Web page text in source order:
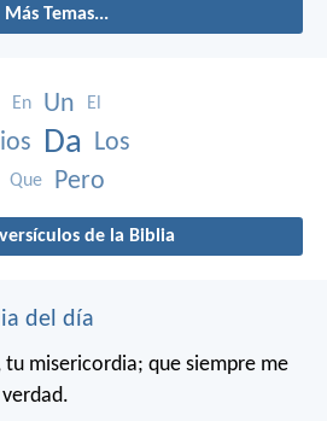
Más Temas...
En Un El
Da Los
Que Pero
de la Biblia
del día
tu misericordia; que siempre me